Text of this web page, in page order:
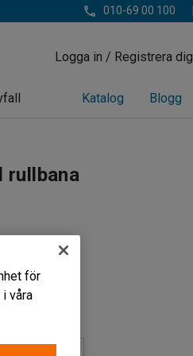
010-69 00 100
Logga in / Registrera dig
Katalog Blogg
rullbana
för
våra